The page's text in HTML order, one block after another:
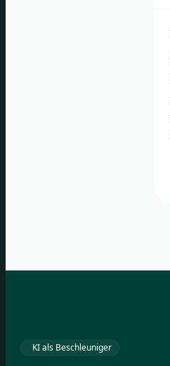
KI als Beschleuniger